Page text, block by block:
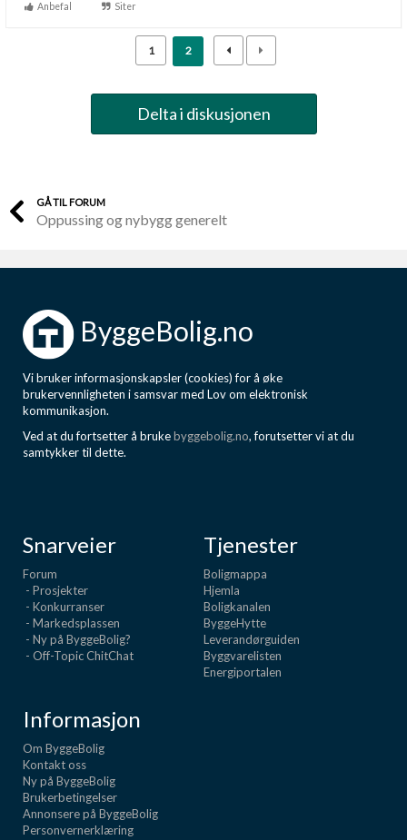
Anbefal Siter
1 2
Delta i diskusjonen
GÅ TIL FORUM
Oppussing og nybygg generelt
ByggeBolig.no
Vi bruker informasjonskapsler (cookies) for å øke
brukervennligheten i samsvar med Lov om elektronisk
kommunikasjon.
Ved at du fortsetter å brukebyggebolig.no, forutsetter vi at du
samtykker til dette.
Snarveier
Forum
- Prosjekter
- Konkurranser
- Markedsplassen
- Ny på ByggeBolig?
- Off-Topic ChitChat
Tjenester
Boligmappa
Hjemla
Boligkanalen
ByggeHytte
Leverandørguiden
Byggvarelisten
Energiportalen
Informasjon
Om ByggeBolig
Kontakt oss
Ny på ByggeBolig
Brukerbetingelser
Annonsere på ByggeBolig
Personvernerklæring